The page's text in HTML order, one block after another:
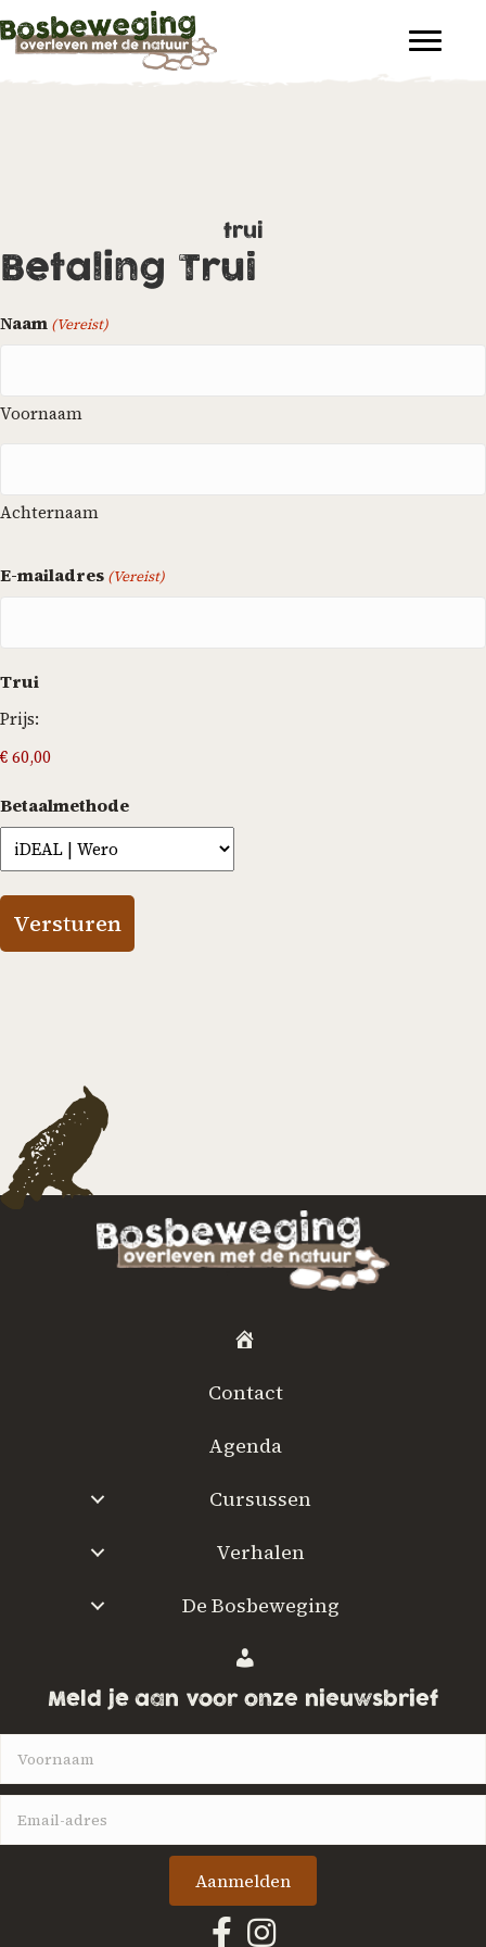
trui
Betaling Trui
Naam (Vereist)
Voornaam
Achternaam
E-mailadres (Vereist)
Trui
Prijs:
Betaalmethode
m
Contact
Agenda
Cursussen
Verhalen
De Bosbeweging
a
j
e
i
Meld je aan voor onze nieuwsbrief
Aanmelden